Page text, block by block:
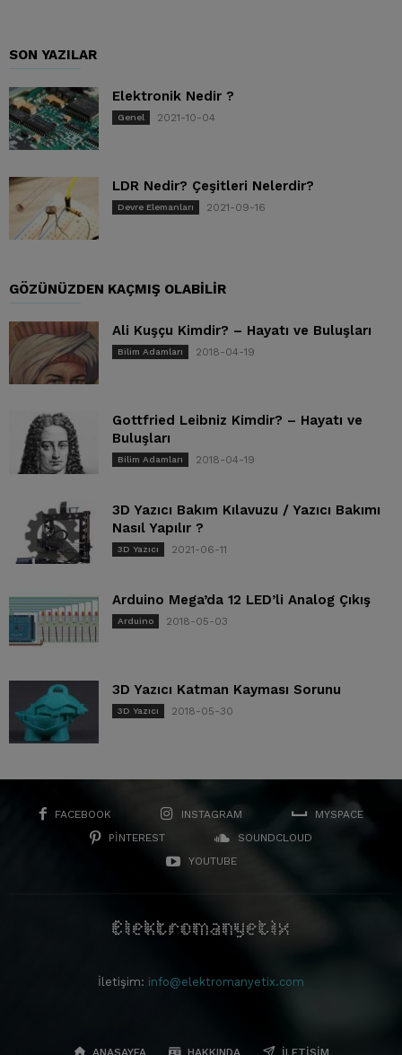
SON YAZILAR
Elektronik Nedir ?
Genel 2021-10-04
LDR Nedir? Çeşitleri Nelerdir?
Devre Elemanları 2021-09-16
GÖZÜNÜZDEN KAÇMIŞ OLABILIR
Ali Kuşçu Kimdir? – Hayatı ve Buluşları
Bilim Adamları 2018-04-19
Gottfried Leibniz Kimdir? – Hayatı ve
Buluşları
Bilim Adamları 2018-04-19
3D Yazıcı Bakım Kılavuzu / Yazıcı Bakımı
Nasıl Yapılır ?
3D Yazıcı 2021-06-11
Arduino Mega’da 12 LED’li Analog Çıkış
Arduino 2018-05-03
3D Yazıcı Katman Kayması Sorunu
3D Yazıcı 2018-05-30
FACEBOOK INSTAGRAM
MYSPACE
PINTEREST
SOUNDCLOUD
YOUTUBE
İletişim: info@elektromanyetix.com
ANASAYFA HAKKINDA İLETIŞIM